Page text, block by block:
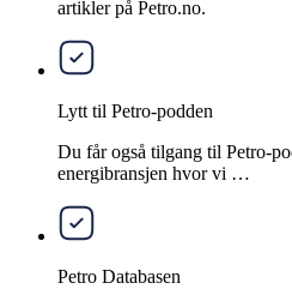
artikler på Petro.no.
Lytt til Petro-podden
Du får også tilgang til Petro-
energibransjen hvor vi …
Petro Databasen